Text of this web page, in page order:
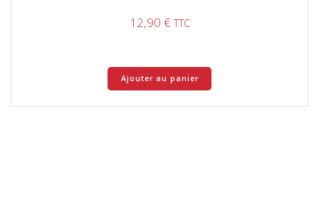
12,90 € TTC
Ajouter au panier